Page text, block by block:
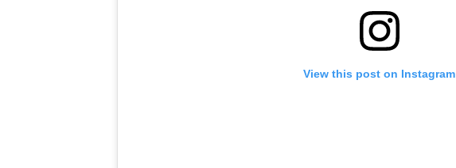
View this post on Instagram